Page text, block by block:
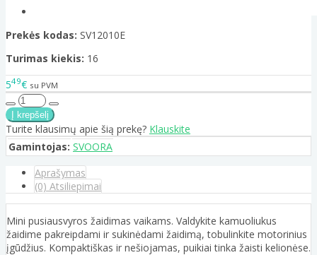
Prekės kodas: SV12010E
Turimas kiekis: 16
549€ su PVM
Turite klausimų apie šią prekę? Klauskite
Gamintojas: SVOORA
Aprašymas
(0) Atsiliepimai
Mini pusiausvyros žaidimas vaikams. Valdykite kamuoliukus
žaidime pakreipdami ir sukinėdami žaidimą, tobulinkite motorinius
įgūdžius. Kompaktiškas ir nešiojamas, puikiai tinka žaisti kelionėse.